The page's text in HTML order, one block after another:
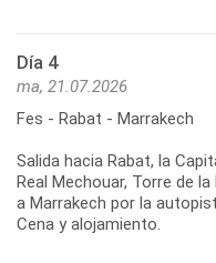
Día 4
ma, 21.07.2026
Fes - Rabat - Marrakech
Salida hacia Rabat, la
Real Mechouar, Torre de
a Marrakech por la
Cena y alojamiento.